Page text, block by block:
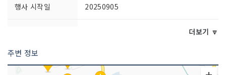
행사 시작일 20250905
주최자 정보
더보기 🔽
주변 정보